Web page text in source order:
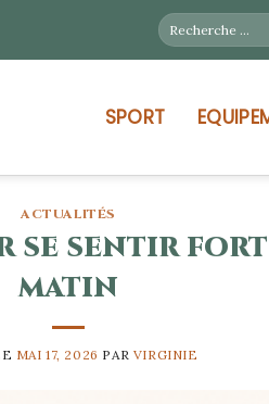
SPORT
ACTUALITÉS
se sentir
matin
MAI 17, 2026 PAR VIRGINIE